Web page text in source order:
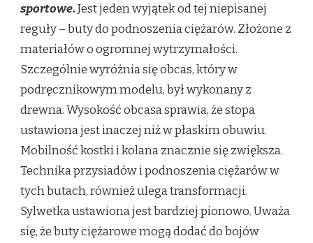
sportowe.Jest jeden wyjątek od tej niepisanej
reguły – buty do podnoszenia ciężarów. Złożone z
materiałów o ogromnej wytrzymałości.
Szczególnie wyróżnia się obcas, który w
podręcznikowym modelu, był wykonany z
drewna. Wysokość obcasa sprawia, że stopa
ustawiona jest inaczej niż w płaskim obuwiu.
Mobilność kostki i kolana znacznie się zwiększa.
Technika przysiadów i podnoszenia ciężarów w
tych butach, również ulega transformacji.
Sylwetka ustawiona jest bardziej pionowo. Uważa
się, że buty ciężarowe mogą dodać do bojów